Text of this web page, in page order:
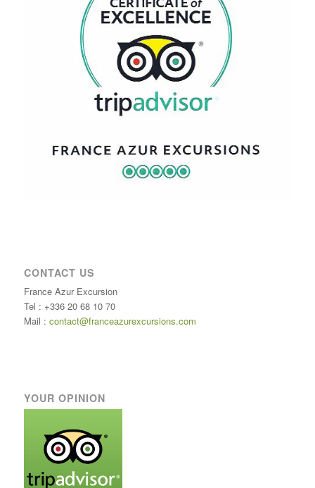
CONTACT US
France Azur Excursion
Tel : +336 20 68 10 70
Mail : contact@franceazurexcursions.com
YOUR OPINION